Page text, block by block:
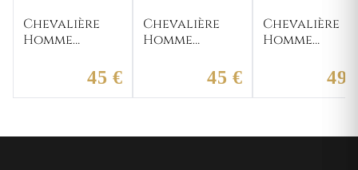
Chevalière
Homme
45 €
Chevalière
Homme
Tenain Onyx45 €
Chevalière
Homme
Channarith
49